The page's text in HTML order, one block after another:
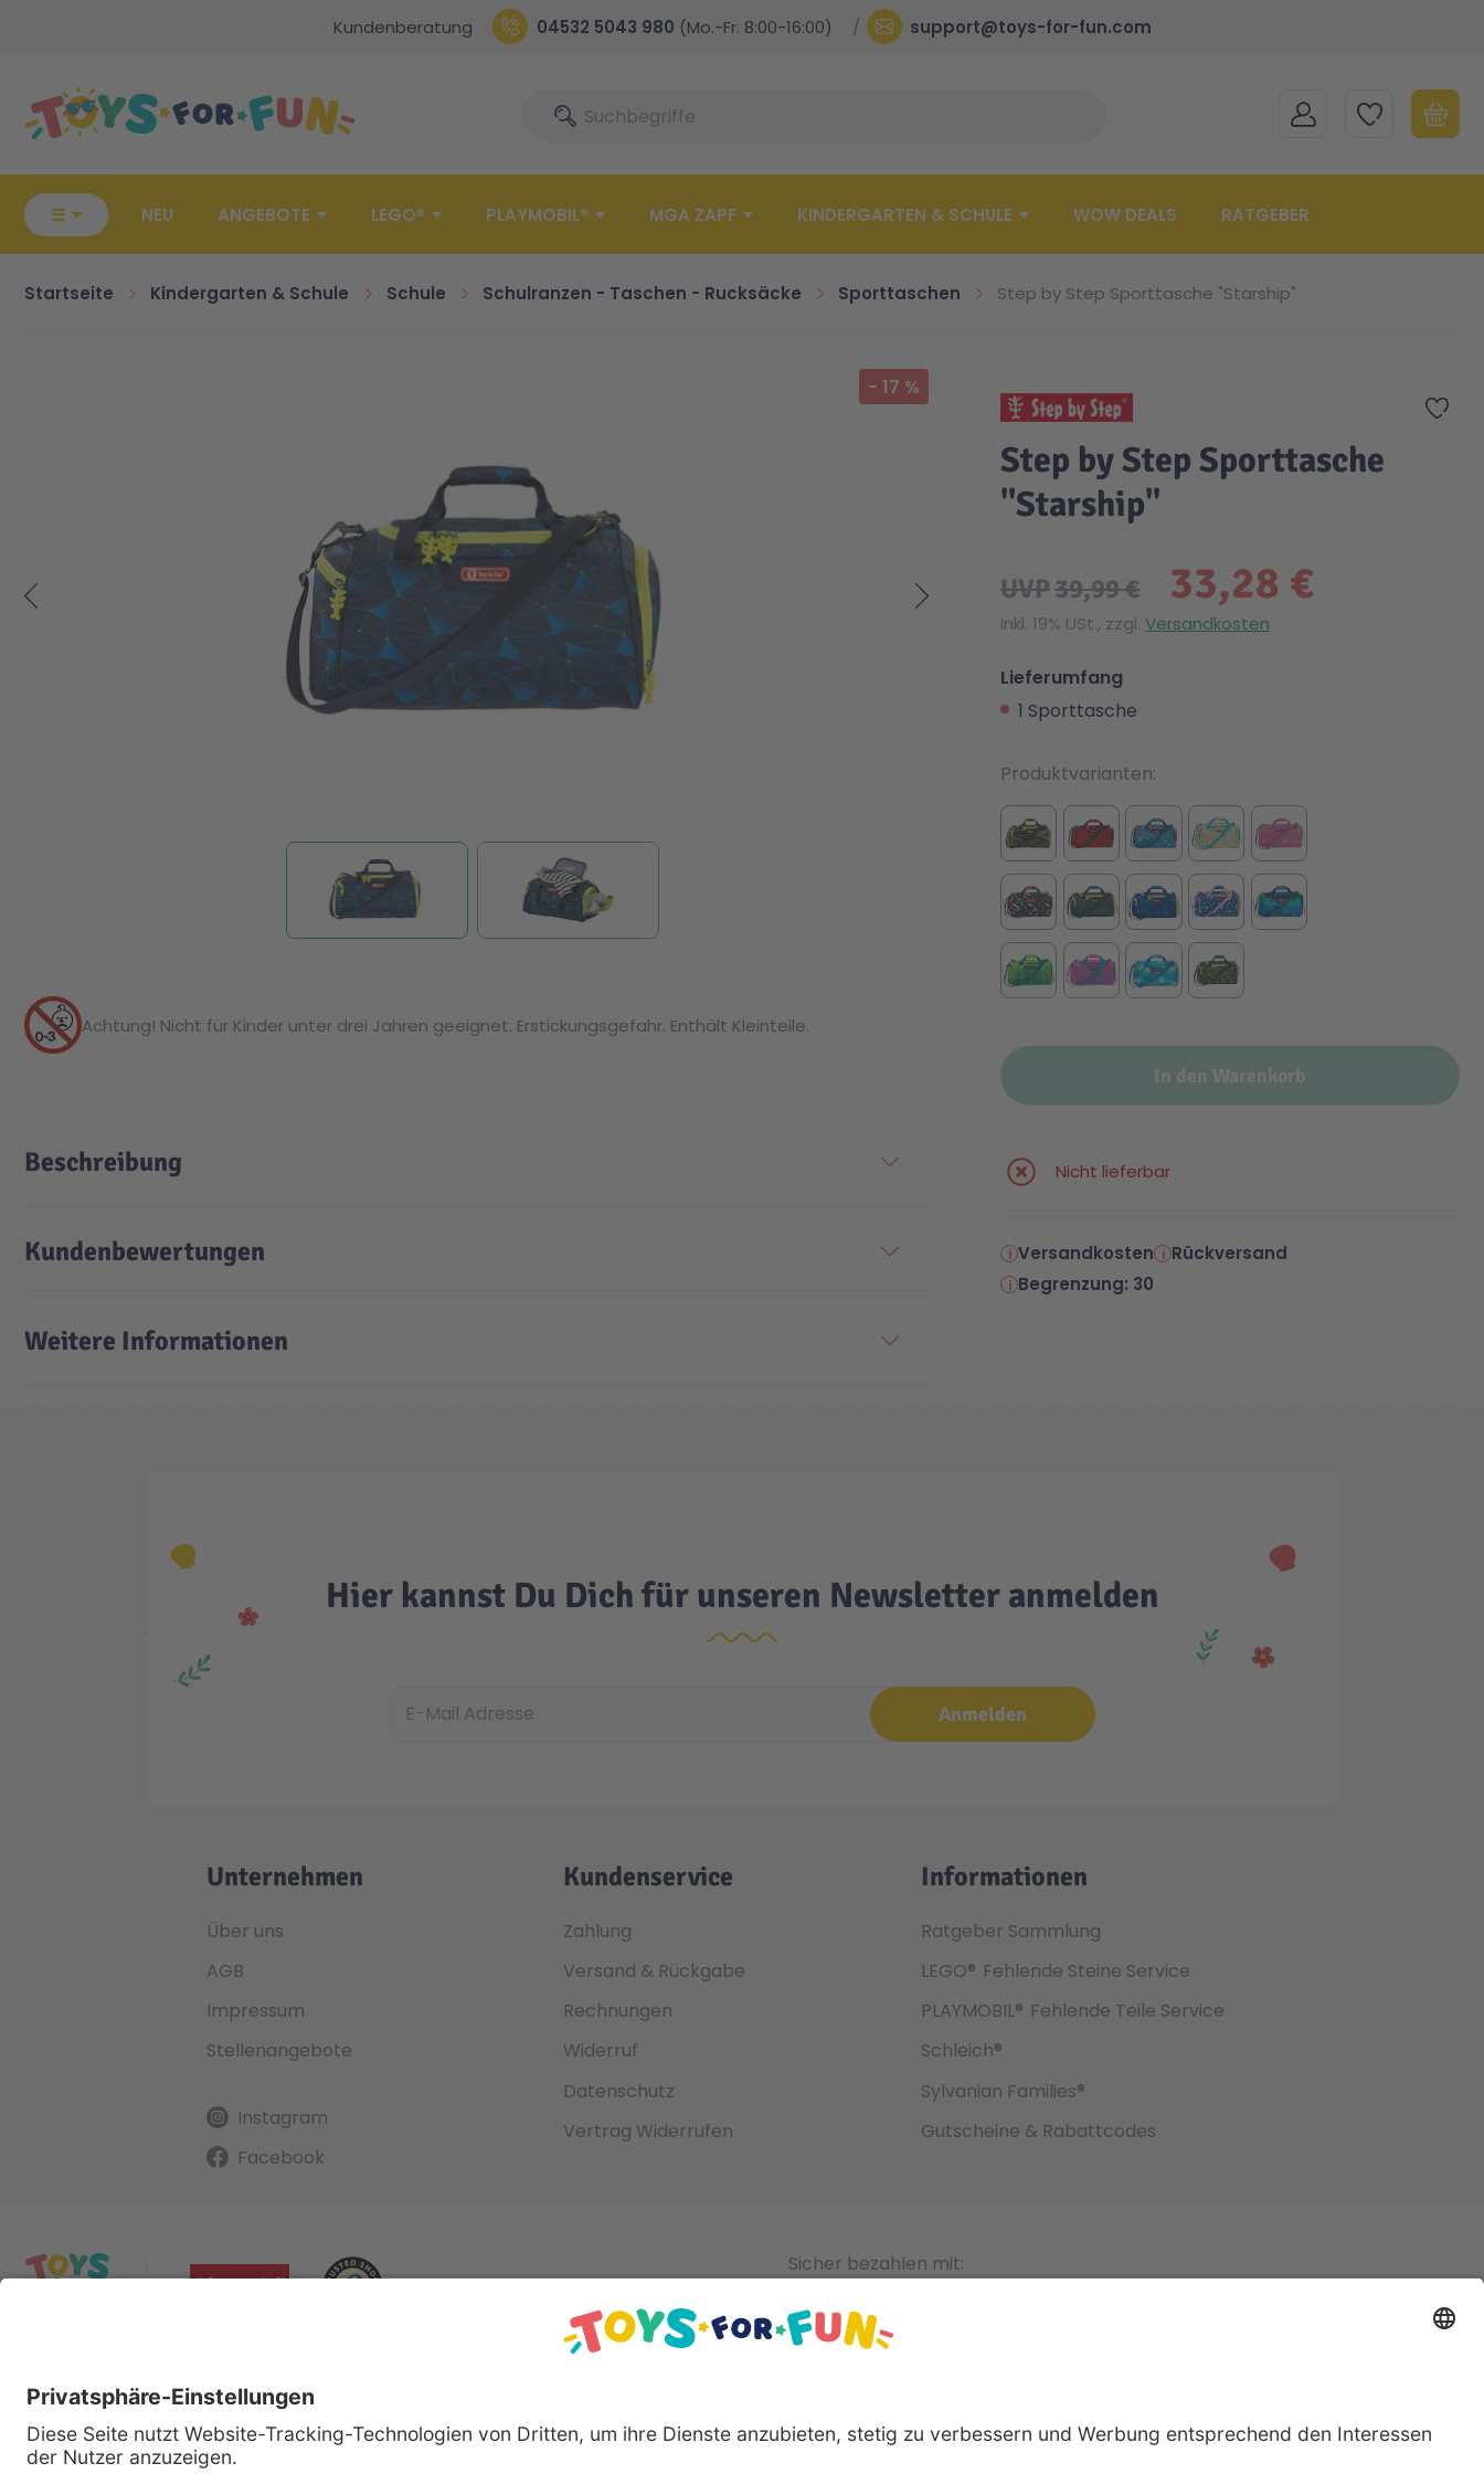
Kundenberatung 04532 5043 980 (Mo.-Fr. 8:00-16:00) support@toys-for-fun.com
SucheSuche MEIN KONTOMEINE WUNSCHLISTE
☰ NEU ANGEBOTE LEGO® PLAYMOBIL® MGA ZAPF KINDERGARTEN & SCHULE WOW DEALS RATGEBER
Startseite Kindergarten & Schule Schule Schulranzen - Taschen - Rucksäcke Sporttaschen Step by Step Sporttasche "Starship"
- 17 %
Zur
Step by Step Sporttasche
"Starship"
33,28 €
UVP39,99 €
Inkl. 19% USt., zzgl. Versandkosten
Lieferumfang
1 Sporttasche
In den Warenkorb
Nicht lieferbar
Produktvarianten
Versandkosten
Rückversand
Begrenzung: 30
Achtung! Nicht für Kinder unter drei Jahren geeignet. Erstickungsgefahr. Enthält Kleinteile.
Beschreibung
Kundenbewertungen
Weitere Informationen
Hier kannst Du Dich für unseren Newsletter anmelden
Anmelden
Unternehmen
Über uns
AGB
Impressum
Stellenangebote
Instagram
Facebook
Kundenservice
Zahlung
Versand & Rückgabe
Rechnungen
Widerruf
Datenschutz
Vertrag Widerrufen
Informationen
Ratgeber Sammlung
LEGO® Fehlende Steine Service
PLAYMOBIL® Fehlende Teile Service
Schleich®
Sylvanian Families®
Gutscheine & Rabattcodes
Sicher bezahlen mit: